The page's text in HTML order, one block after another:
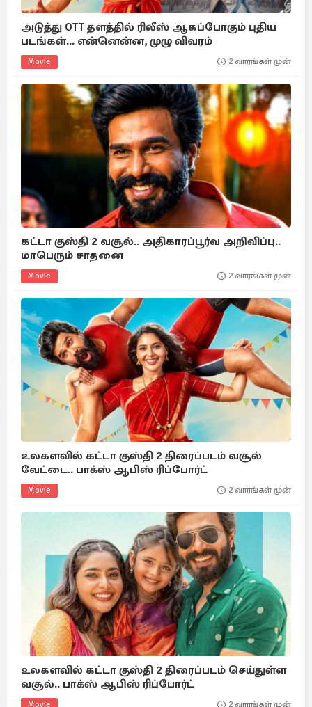
அடுத்து OTT தளத்தில் ரிலீஸ் ஆகப்போகும் புதிய
படங்கள்... என்னென்ன, முழு விவரம்
Movie 2 வாரங்கள் முன்
கட்டா குஸ்தி 2 வசூல்.. அதிகாரப்பூர்வ அறிவிப்பு..
மாபெரும் சாதனை
Movie 2 வாரங்கள் முன்
உலகளவில் கட்டா குஸ்தி 2 திரைப்படம் வசூல்
வேட்டை.. பாக்ஸ் ஆபிஸ் ரிப்போர்ட்
Movie 2 வாரங்கள் முன்
உலகளவில் கட்டா குஸ்தி 2 திரைப்படம் செய்துள்ள
வசூல்.. பாக்ஸ் ஆபிஸ் ரிப்போர்ட்
Movie 2 வாரங்கள் முன்